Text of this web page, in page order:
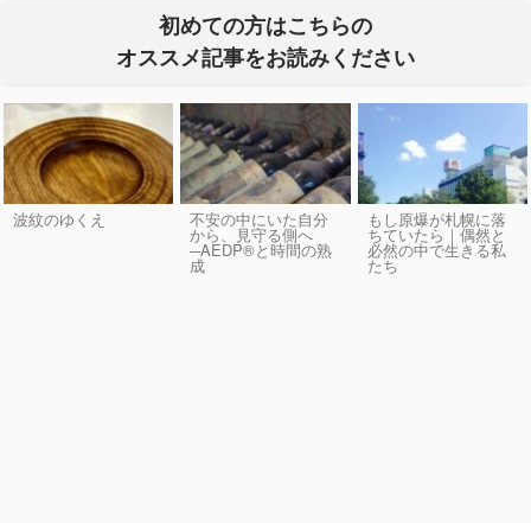
初めての方はこちらの
オススメ記事をお読みください
波紋のゆくえ 不安の中にいた自分
から、見守る側へ
─AEDP®︎と時間の熟
成
もし原爆が札幌に落
ちていたら｜偶然と
必然の中で生きる私
たち